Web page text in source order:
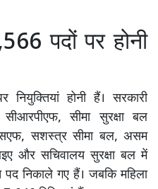
पदों पर होनी
होनी हैं। सरकारी
सीमा सुरक्षा बल
सशस्त्र सीमा बल, असम
और सचिवालय सुरक्षा बल में
निकाले गए हैं। जबकि महिला